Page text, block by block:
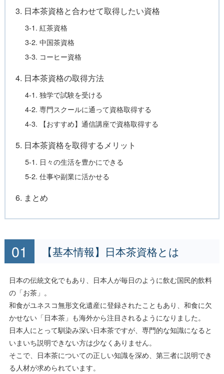
3. 日本茶資格と合わせて取得したい資格
3-1. 紅茶資格
3-2. 中国茶資格
3-3. コーヒー資格
4. 日本茶資格の取得方法
4-1. 独学で試験を受ける
4-2. 専門スクールに通って資格取得する
4-3. 【おすすめ】通信講座で資格取得する
5. 日本茶資格を取得するメリット
5-1. 日々の生活を豊かにできる
5-2. 仕事や副業に活かせる
6. まとめ
【基本情報】日本茶資格とは
日本の伝統文化でもあり、日本人が毎日のように飲む国民的飲料
の「お茶」。
和食がユネスコ無形文化遺産に登録されたこともあり、和食に欠
かせない「日本茶」も海外から注目されるようになりました。
日本人にとって馴染み深い日本茶ですが、専門的な知識になると
いまいち説明できない方は少なくありません。
そこで、日本茶についての正しい知識を深め、第三者に説明でき
る人材が求められています。